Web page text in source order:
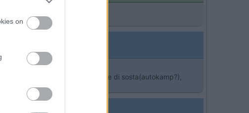
on
le soste , con campeggi o aere di sosta(autokamp?),